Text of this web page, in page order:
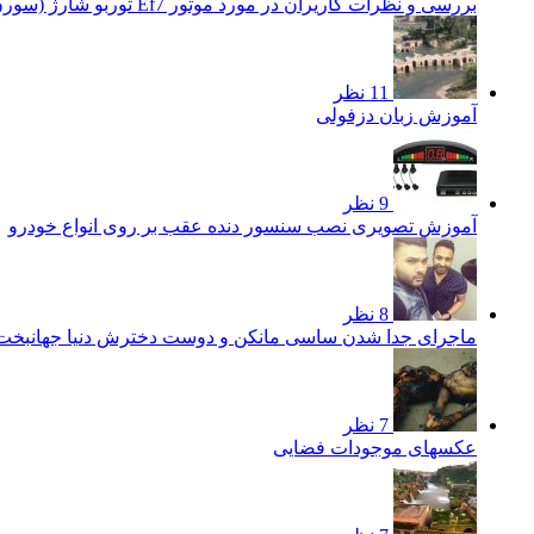
11 نظر
آموزش زبان دزفولی
9 نظر
آموزش تصویری نصب سنسور دنده عقب بر روی انواع خودرو
8 نظر
ماجرای جدا شدن ساسی مانکن و دوست دخترش دنیا
7 نظر
عکسهای موجودات فضایی